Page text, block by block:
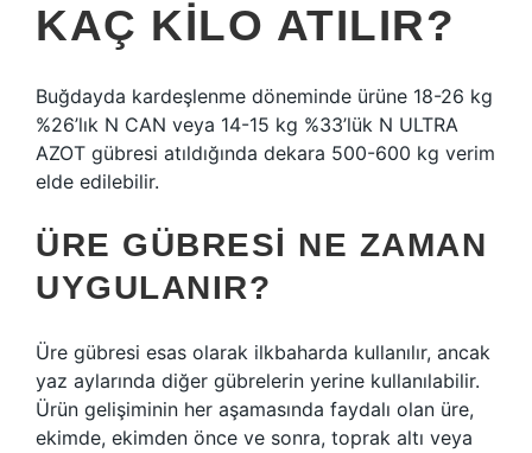
KAÇ KILO ATILIR?
Buğdayda kardeşlenme döneminde ürüne 18-26 kg
%26’lık N CAN veya 14-15 kg %33’lük N ULTRA
AZOT gübresi atıldığında dekara 500-600 kg verim
elde edilebilir.
ÜRE GÜBRESI NE ZAMAN
UYGULANIR?
Üre gübresi esas olarak ilkbaharda kullanılır, ancak
yaz aylarında diğer gübrelerin yerine kullanılabilir.
Ürün gelişiminin her aşamasında faydalı olan üre,
ekimde, ekimden önce ve sonra, toprak altı veya